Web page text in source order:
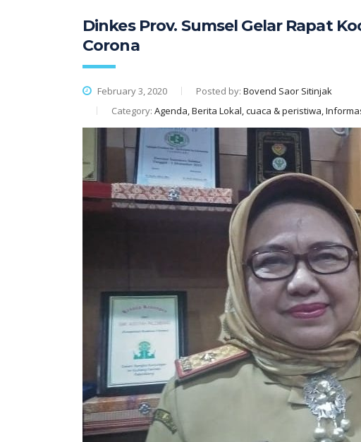
Dinkes Prov. Sumsel Gelar Rapat
Corona
February 3, 2020 Posted by: Bovend Saor Sitinjak
Category: Agenda, Berita Lokal, cuaca & peristiwa,